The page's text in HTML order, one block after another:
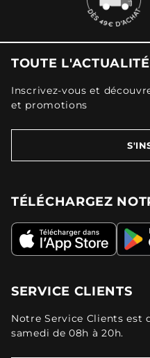
TOUTE
Inscrivez-vous et
et promotions
TÉLÉCHARGEZ
SERVICE CLIENTS
Notre Service Clients est
samedi de 08h à 20h.